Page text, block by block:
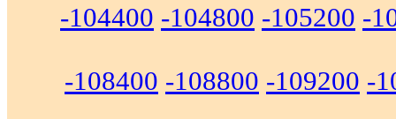
-104400 -104800 -105200 -
-108400 -108800 -109200 -